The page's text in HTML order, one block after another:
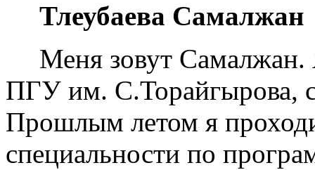
Тлеубаева Самалжан
Меня зовут Самалжан.
ПГУ им. С.Торайгырова,
Прошлым летом я
специальности по